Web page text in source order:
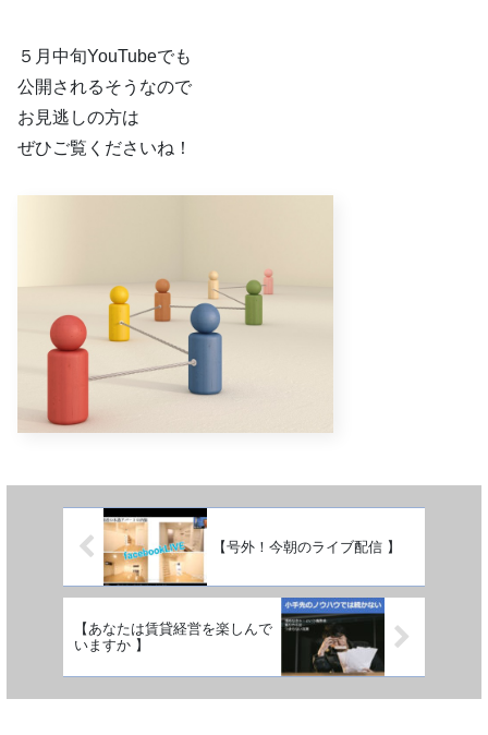
５月中旬YouTubeでも
公開されるそうなので
お見逃しの方は
ぜひご覧くださいね！
【号外！今朝のライブ配信 】
【あなたは賃貸経営を楽しんで
いますか 】